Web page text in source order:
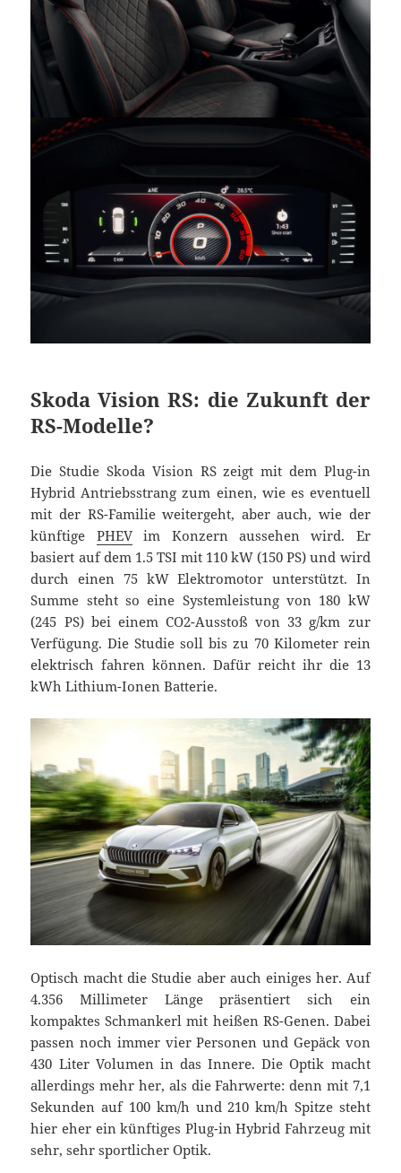
Skoda Vision RS: die Zukunft der
RS-Modelle?
Die Studie Skoda Vision RS zeigt mit dem Plug-in
Hybrid Antriebsstrang zum einen, wie es eventuell
mit der RS-Familie weitergeht, aber auch, wie der
künftige PHEVim Konzern aussehen wird. Er
basiert auf dem 1.5 TSI mit 110 kW (150 PS) und wird
durch einen 75 kW Elektromotor unterstützt. In
Summe steht so eine Systemleistung von 180 kW
(245 PS) bei einem CO2-Ausstoß von 33 g/km zur
Verfügung. Die Studie soll bis zu 70 Kilometer rein
elektrisch fahren können. Dafür reicht ihr die 13
kWh Lithium-Ionen Batterie.
Optisch macht die Studie aber auch einiges her. Auf
4.356 Millimeter Länge präsentiert sich ein
kompaktes Schmankerl mit heißen RS-Genen. Dabei
passen noch immer vier Personen und Gepäck von
430 Liter Volumen in das Innere. Die Optik macht
allerdings mehr her, als die Fahrwerte: denn mit 7,1
Sekunden auf 100 km/h und 210 km/h Spitze steht
hier eher ein künftiges Plug-in Hybrid Fahrzeug mit
sehr, sehr sportlicher Optik.